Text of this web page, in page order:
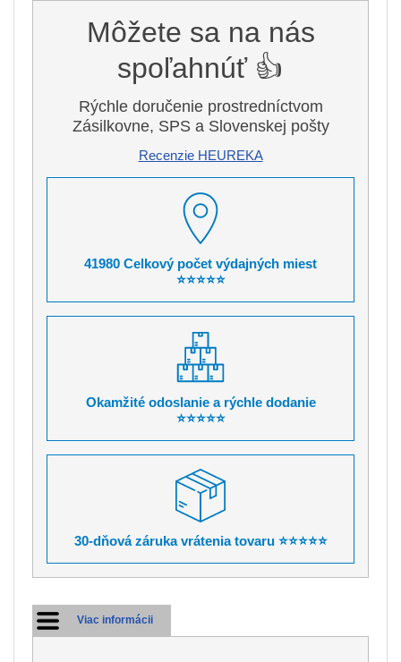
Môžete sa na nás
spoľahnúť 👍
Rýchle doručenie prostredníctvom
Zásilkovne, SPS a Slovenskej pošty
Recenzie HEUREKA
41980 Celkový počet výdajných miest
⭐⭐⭐⭐⭐
Okamžité odoslanie a rýchle dodanie
⭐⭐⭐⭐⭐
30-dňová záruka vrátenia tovaru ⭐⭐⭐⭐⭐
Viac informácii